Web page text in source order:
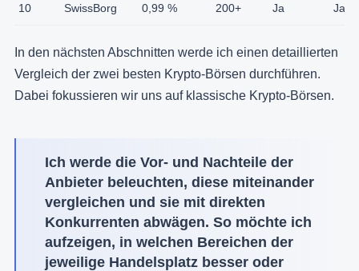
10 SwissBorg 0,99 % 200+ Ja Ja
In den nächsten Abschnitten werde ich einen detaillierten
Vergleich der zwei besten Krypto-Börsen durchführen.
Dabei fokussieren wir uns auf klassische Krypto-Börsen.
Ich werde die Vor- und Nachteile der
Anbieter beleuchten, diese miteinander
vergleichen und sie mit direkten
Konkurrenten abwägen. So möchte ich
aufzeigen, in welchen Bereichen der
jeweilige Handelsplatz besser oder